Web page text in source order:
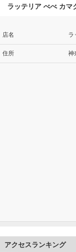
ラッテリア べべ カマ
店名 ラ
住所 神
アクセスランキング